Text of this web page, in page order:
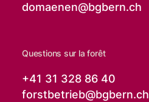
domaenen@bgbern.ch
Questions sur la forêt
+41 31 328 86 40
forstbetrieb@bgbern.ch